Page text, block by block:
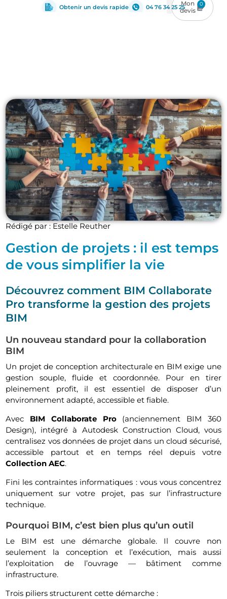
Obtenir un devis rapide 04 76 34 25 25 0
Management du BIM
Rédigé par : Estelle Reuther
Gestion de projets : il est temps
de vous simplifier la vie
Découvrez comment BIM Collaborate
Pro transforme la gestion des projets
BIM
Un nouveau standard pour la collaboration
BIM
Un projet de conception architecturale en BIM exige une
gestion souple, fluide et coordonnée. Pour en tirer
pleinement profit, il est essentiel de disposer d’un
environnement adapté, accessible et fiable.
Avec BIM Collaborate Pro(anciennement BIM 360
Design), intégré à Autodesk Construction Cloud, vous
centralisez vos données de projet dans un cloud sécurisé,
accessible partout et en temps réel depuis votre
Collection AEC.
Fini les contraintes informatiques : vous vous concentrez
uniquement sur votre projet, pas sur l’infrastructure
technique.
Pourquoi BIM, c’est bien plus qu’un outil
Le BIM est une démarche globale. Il couvre non
seulement la conception et l’exécution, mais aussi
l’exploitation de l’ouvrage — bâtiment comme
infrastructure.
Trois piliers structurent cette démarche :